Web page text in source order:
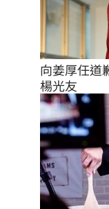
向姜厚任道
楊光友